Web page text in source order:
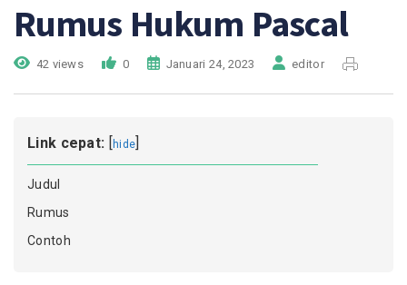
Rumus Hukum Pascal
42 views 0 Januari 24, 2023 editor
Link cepat: [hide]
Judul
Rumus
Contoh